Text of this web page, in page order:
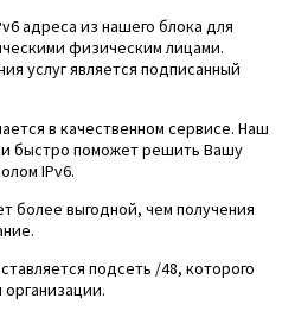
адреса из нашего блока для
физическим лицами.
услуг является подписанный
в качественном сервисе. Наш
быстро поможет решить Вашу
IPv6.
более выгодной, чем получения
подсеть /48, которого